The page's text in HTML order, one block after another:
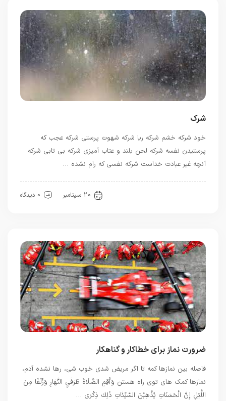
شرک
خود شرکه خشم شرکه ریا شرکه شهوت پرستی شرکه عجب که
پرستیدن نفسه شرکه لحن بلند و عتاب آمیزی شرکه بی تابی شرکه
آنچه غیر عبادت خداست شرکه نفسی که رام نشده …
20 سپتامبر 0 دیدگاه
ضرورت نماز برای خطاکار و گناهکار
فاصله بین نمازها کمه تا اگر مریض شدی خوب شی، رها نشده آدم،
نمازها کمک های توی راه هستن وَأَقِمِ الصَّلَاةَ طَرَفَيِ النَّهَارِ وَزُلَفًا مِنَ
اللَّيْلِ إِنَّ الْحَسَنَاتِ يُذْهِبْنَ السَّيِّئَاتِ ذَلِكَ ذِكْرَى …